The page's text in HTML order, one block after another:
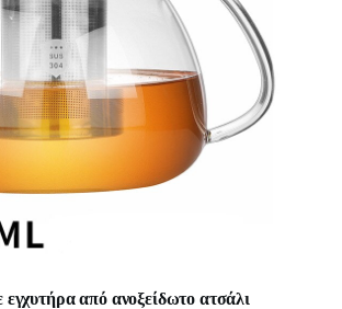
εγχυτήρα από ανοξείδωτο ατσάλι